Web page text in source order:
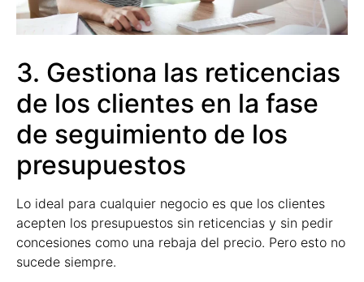
3. Gestiona las reticencias
de los clientes en la fase
de seguimiento de los
presupuestos
Lo ideal para cualquier negocio es que los clientes
acepten los presupuestos sin reticencias y sin pedir
concesiones como una rebaja del precio. Pero esto no
sucede siempre.